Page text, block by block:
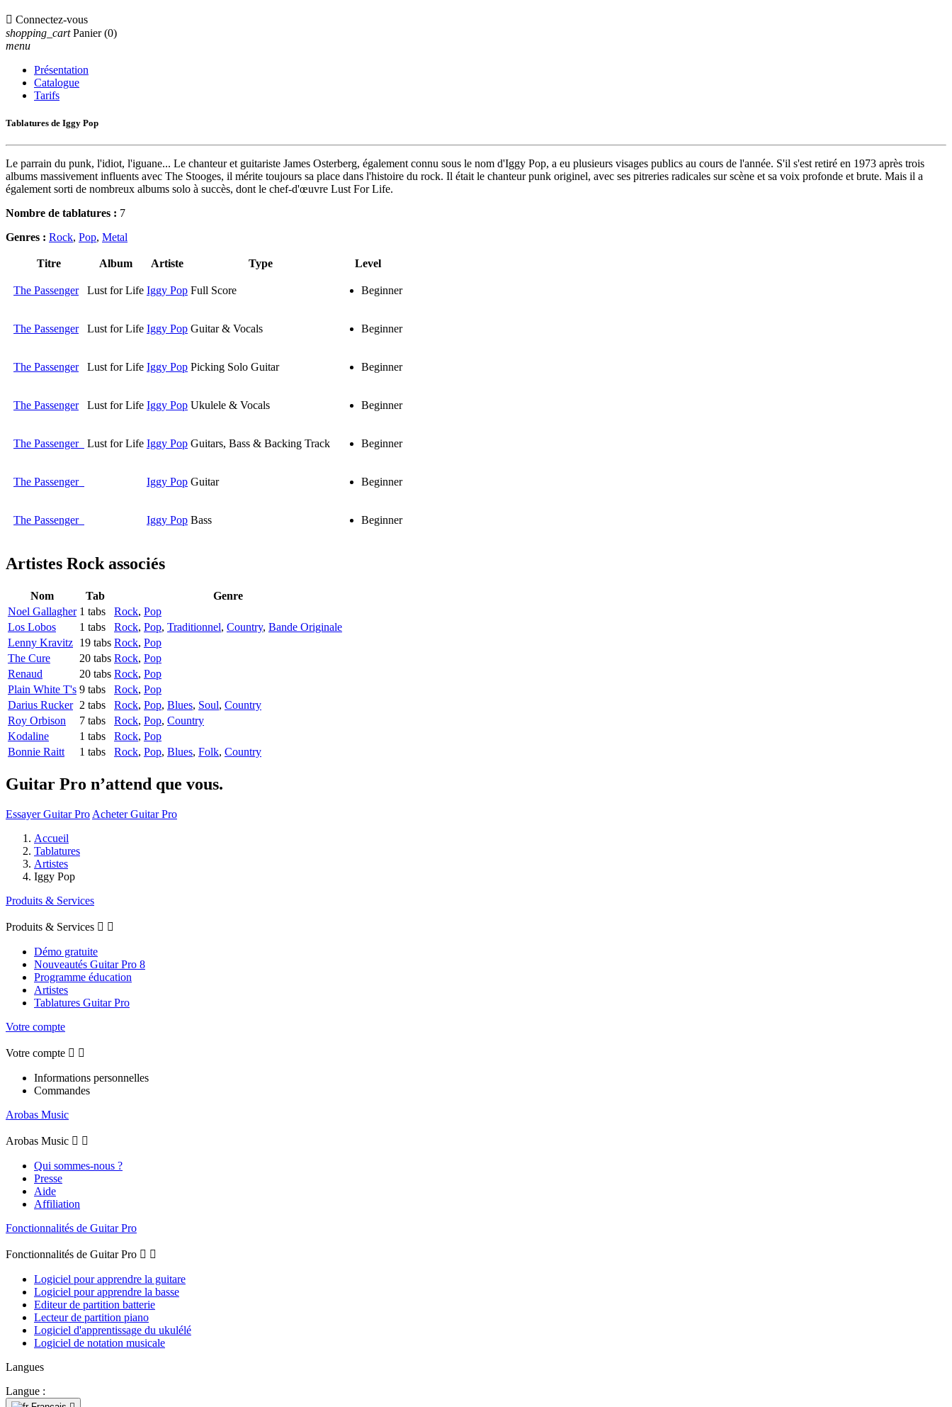
 Connectez-vous
shopping_cart Panier (0)
menu
Présentation
Catalogue
Tarifs
Tablatures de Iggy Pop
Le parrain du punk, l'idiot, l'iguane... Le chanteur et guitariste James Osterberg, également connu sous le nom d'Iggy Pop, a eu plusieurs visages publics au cours de l'année. S'il s'est retiré en 1973 après trois
albums massivement influents avec The Stooges, il mérite toujours sa place dans l'histoire du rock. Il était le chanteur punk originel, avec ses pitreries radicales sur scène et sa voix profonde et brute. Mais il a
également sorti de nombreux albums solo à succès, dont le chef-d'œuvre Lust For Life.
Nombre de tablatures : 7
Genres : Rock, Pop, Metal
Titre Album Artiste Type Level
The Passenger Lust for Life Iggy Pop Full Score Beginner
The Passenger Lust for Life Iggy Pop Guitar & Vocals Beginner
The Passenger Lust for Life Iggy Pop Picking Solo Guitar Beginner
The Passenger Lust for Life Iggy Pop Ukulele & Vocals Beginner
The Passenger Lust for Life Iggy Pop Guitars, Bass & Backing Track Beginner
The Passenger Iggy Pop Guitar Beginner
The Passenger Iggy Pop Bass Beginner
Artistes Rockassociés
Nom Tab
Genre
Noel Gallagher 1 tabs Rock, Pop
Los Lobos
1 tabs Rock, Pop, Traditionnel, Country, Bande Originale
Lenny Kravitz 19 tabs Rock, Pop
The Cure
20 tabs Rock, Pop
Renaud
20 tabs Rock, Pop
Plain White T's 9 tabs Rock, Pop
Darius Rucker 2 tabs Rock, Pop, Blues, Soul, Country
Roy Orbison
7 tabs Rock, Pop, Country
Kodaline
1 tabs Rock, Pop
Bonnie Raitt
1 tabs Rock, Pop, Blues, Folk, Country
Guitar Pro n’attend que vous.
Essayer Guitar Pro Acheter Guitar Pro
Accueil
Tablatures
Artistes
Iggy Pop
Produits & Services
Produits & Services  
Démo gratuite
Nouveautés Guitar Pro 8
Programme éducation
Artistes
Tablatures Guitar Pro
Votre compte
Votre compte  
Informations personnelles
Commandes
Arobas Music
Arobas Music  
Qui sommes-nous ?
Presse
Aide
Affiliation
Fonctionnalités de Guitar Pro
Fonctionnalités de Guitar Pro  
Logiciel pour apprendre la guitare
Logiciel pour apprendre la basse
Editeur de partition batterie
Lecteur de partition piano
Logiciel d'apprentissage du ukulélé
Logiciel de notation musicale
Langues
Langue :